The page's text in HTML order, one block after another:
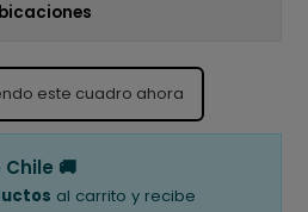
este cuadro ahora
🚚
al carrito y recibe